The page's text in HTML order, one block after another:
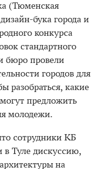
(Тюменская
бука города и
конкурса
стандартного
бюро провели
городов для
разобраться, какие
предложить
молодежи.
сотрудники КБ
в Туле дискуссию,
на